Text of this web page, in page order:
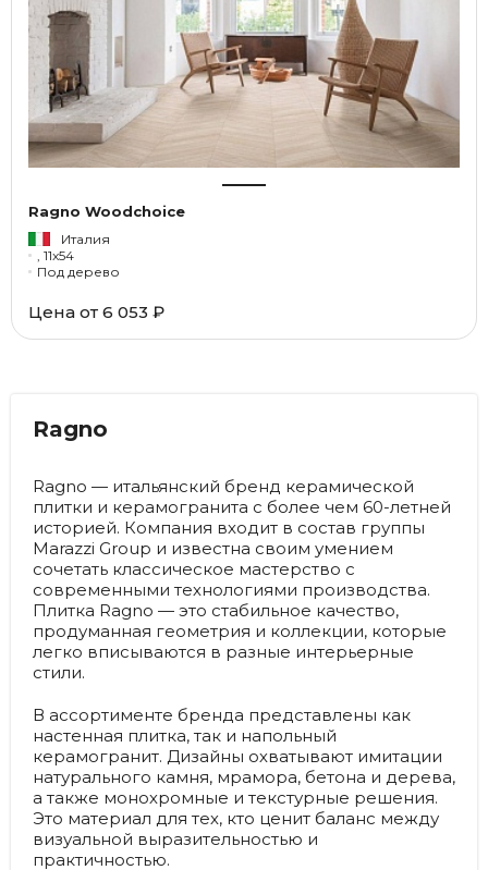
Ragno Woodchoice
Италия
, 11x54
Под дерево
Цена от 6 053 ₽
Ragno
Ragno — итальянский бренд керамической
плитки и керамогранита с более чем 60-летней
историей. Компания входит в состав группы
Marazzi Group и известна своим умением
сочетать классическое мастерство с
современными технологиями производства.
Плитка Ragno — это стабильное качество,
продуманная геометрия и коллекции, которые
легко вписываются в разные интерьерные
стили.
В ассортименте бренда представлены как
настенная плитка, так и напольный
керамогранит. Дизайны охватывают имитации
натурального камня, мрамора, бетона и дерева,
а также монохромные и текстурные решения.
Это материал для тех, кто ценит баланс между
визуальной выразительностью и
практичностью.